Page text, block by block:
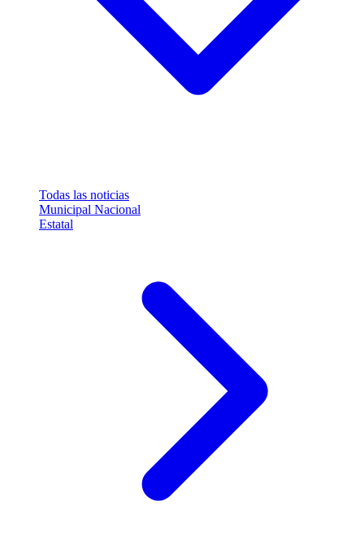
Todas las noticias
Municipal Nacional
Estatal